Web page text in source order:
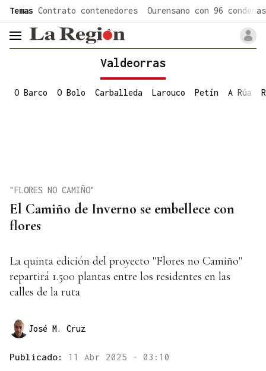
Temas Contrato contenedores Ourensano con 96 condenas
header.menu.open
Valdeorras
O Barco O Bolo Carballeda Larouco Petín A Rúa
El Camiño de Inverno se embellece con
flores
"FLORES NO CAMIÑO"
La quinta edición del proyecto "Flores no Camiño"
repartirá 1.500 plantas entre los residentes en las
calles de la ruta
José M. Cruz
Publicado: 11 Abr 2025 - 03:10